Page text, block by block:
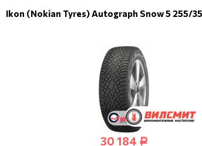
Ikon (Nokian Tyres) Autograph Snow 5 255/
30 184 Р